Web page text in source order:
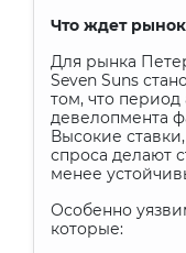
Что ждет рынок
Для рынка
Seven Suns
том, что период
девелопмента
Высокие
спроса делают
менее
Особенно
которые: